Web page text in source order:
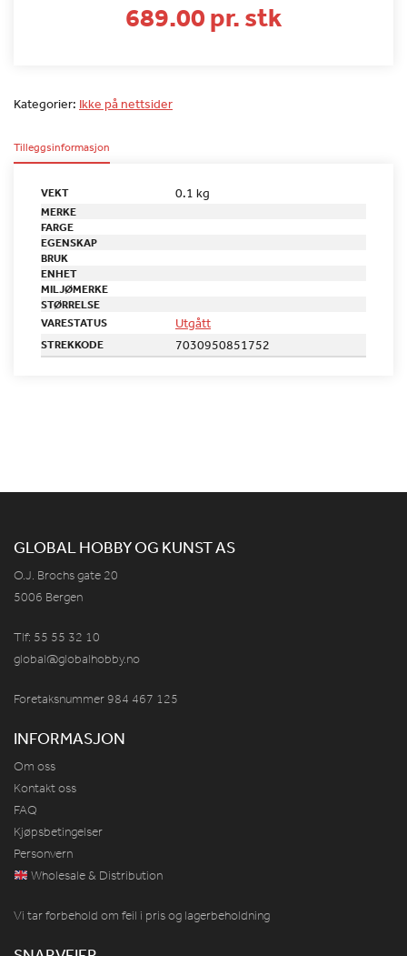
689.00 pr. stk
Kategorier: Ikke på nettsider
Tilleggsinformasjon
VEKT 0.1 kg
MERKE
FARGE
EGENSKAP
BRUK
ENHET
MILJØMERKE
STØRRELSE
VARESTATUS
Utgått
STREKKODE 7030950851752
GLOBAL HOBBY OG KUNST AS
O.J. Brochs gate 20
5006 Bergen
Tlf: 55 55 32 10
global@globalhobby.no
Foretaksnummer 984 467 125
INFORMASJON
Om oss
Kontakt oss
FAQ
Kjøpsbetingelser
Personvern
Wholesale & Distribution
Vi tar forbehold om feil i pris og lagerbeholdning